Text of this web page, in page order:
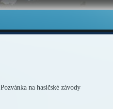
Pozvánka na hasičské závody